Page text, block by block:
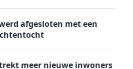
afgesloten met een
meer nieuwe inwoners